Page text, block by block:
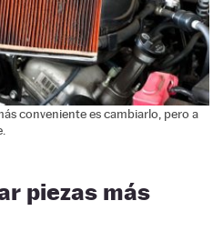
conveniente es cambiarlo, pero a
piezas más